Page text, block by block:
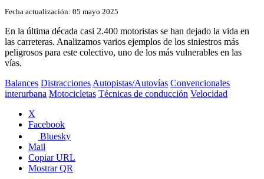
Fecha actualización: 05 mayo 2025
En la última década casi 2.400 motoristas se han dejado la vida en
las carreteras. Analizamos varios ejemplos de los siniestros más
peligrosos para este colectivo, uno de los más vulnerables en las
vías.
Balances Distracciones Autopistas/Autovías Convencionales
interurbana Motocicletas Técnicas de conducción Velocidad
X
Facebook
Bluesky
Mail
Copiar URL
Mostrar QR